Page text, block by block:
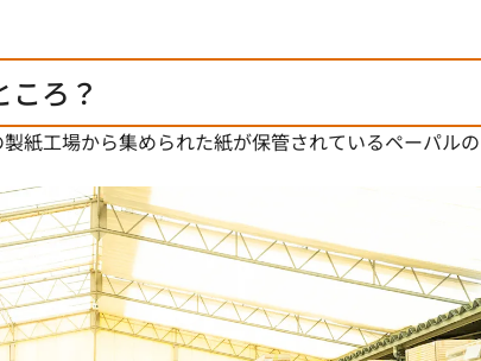
ろ？
紙工場から集められた紙が保管されているペーパルの